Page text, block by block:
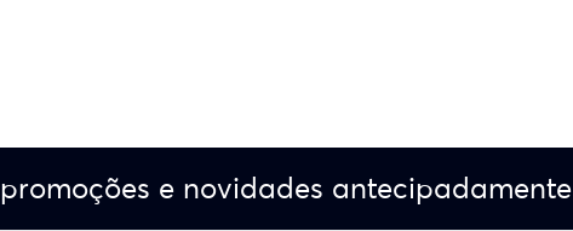
promoções e novidades antecipadamente